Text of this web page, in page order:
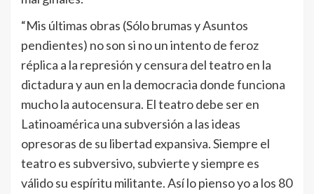
“Mis últimas obras (Sólo brumas y Asuntos
pendientes) no son si no un intento de feroz
réplica a la represión y censura del teatro en la
dictadura y aun en la democracia donde funciona
mucho la autocensura. El teatro debe ser en
Latinoamérica una subversión a las ideas
opresoras de su libertad expansiva. Siempre el
teatro es subversivo, subvierte y siempre es
válido su espíritu militante. Así lo pienso yo a los 80